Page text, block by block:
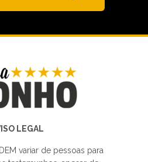
LEGAL
variar de pessoas para